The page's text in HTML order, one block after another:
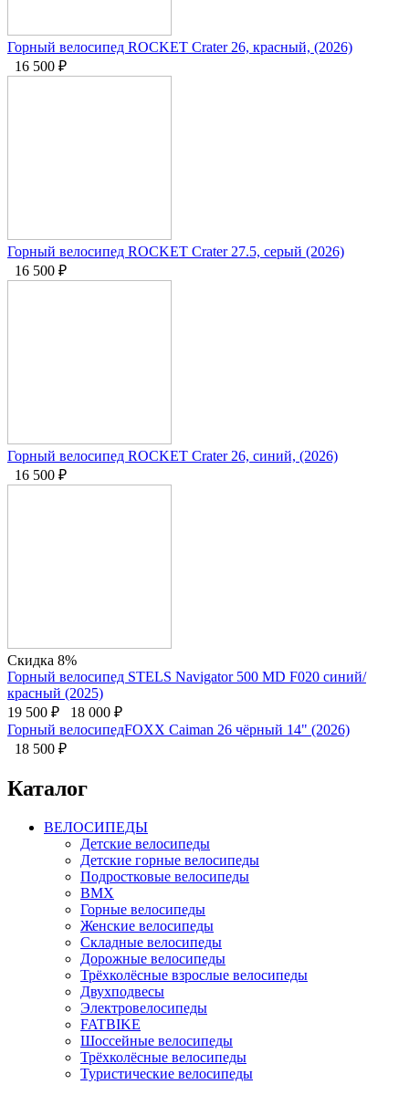
Горный велосипед ROCKET Crater 26, красный, (2026)
16 500 ₽
Горный велосипед ROCKET Crater 27.5, серый (2026)
16 500 ₽
Горный велосипед ROCKET Crater 26, синий, (2026)
16 500 ₽
Скидка 8%
Горный велосипед STELS Navigator 500 MD F020 синий/
красный (2025)
19 500 ₽ 18 000 ₽
Горный велосипедFOXX Caiman 26 чёрный 14" (2026)
18 500 ₽
Каталог
ВЕЛОСИПЕДЫ
Детские велосипеды
Детские горные велосипеды
Подростковые велосипеды
BMX
Горные велосипеды
Женские велосипеды
Складные велосипеды
Дорожные велосипеды
Трёхколёсные взрослые велосипеды
Двухподвесы
Электровелосипеды
FATBIKE
Шоссейные велосипеды
Трёхколёсные велосипеды
Туристические велосипеды